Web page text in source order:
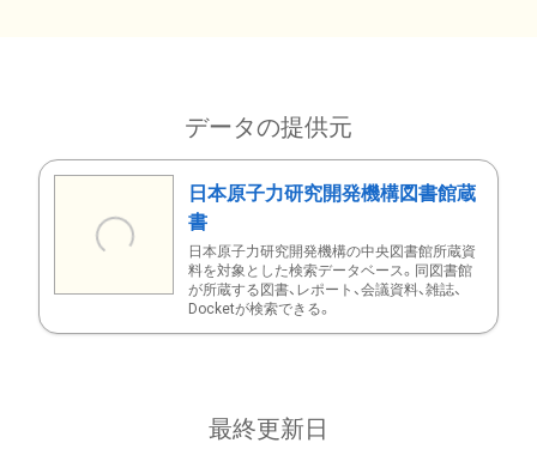
データの提供元
日本原子力研究開発機構図書館蔵
書
日本原子力研究開発機構の中央図書館所蔵資
料を対象とした検索データベース。同図書館
が所蔵する図書、レポート、会議資料、雑誌、
Docketが検索できる。
最終更新日